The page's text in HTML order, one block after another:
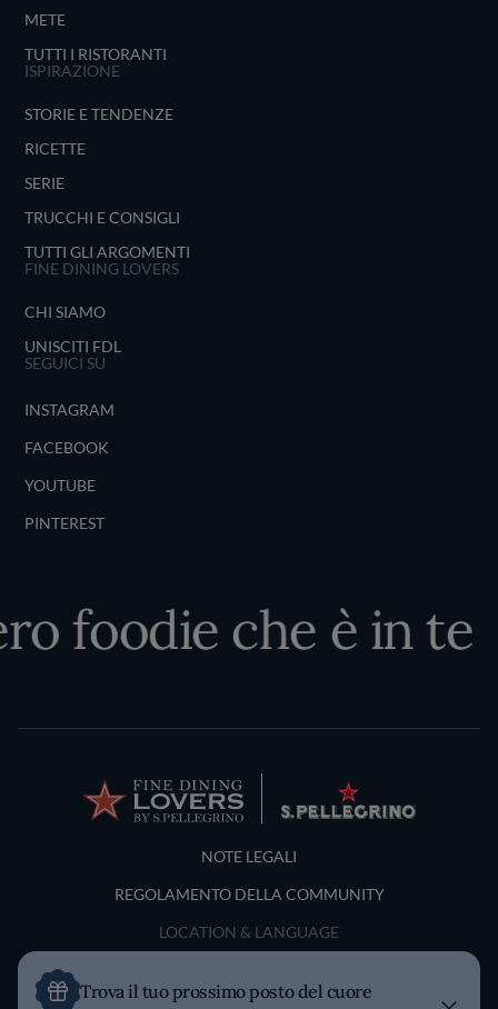
METE
TUTTI I RISTORANTI
ISPIRAZIONE
STORIE E TENDENZE
RICETTE
SERIE
TRUCCHI E CONSIGLI
TUTTI GLI ARGOMENTI
FINE DINING LOVERS
CHI SIAMO
UNISCITI FDL
SEGUICI SU
INSTAGRAM
FACEBOOK
YOUTUBE
PINTEREST
foodie che è in te
Terms and Conditions
NOTE LEGALI
REGOLAMENTO DELLA COMMUNITY
LOCATION & LANGUAGE
Trova il tuo prossimo posto del cuore